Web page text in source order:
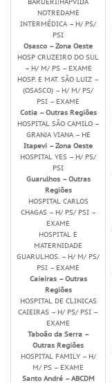
NOTREDAME
INTERMÉDICA – H/ PS/
PSI
Osasco – Zona Oeste
HOSP CRUZEIRO DO SUL
– H/ M/ PS – EXAME
HOSP. E MAT. SÃO LUIZ –
(OSASCO) – H/ M/ PS/
PSI – EXAME
Cotia – Outras Regiões
HOSPITAL SÃO CAMILO –
GRANJA VIANA – HE
Itapevi – Zona Oeste
HOSPITAL YES – H/ PS/
PSI
Guarulhos – Outras
Regiões
HOSPITAL CARLOS
CHAGAS – H/ PS/ PSI –
EXAME
HOSPITAL E
MATERNIDADE
GUARULHOS. – H/ M/ PS/
PSI – EXAME
Caieiras – Outras
Regiões
HOSPITAL DE CLINICAS
CAIEIRAS – H/ PS/ PSI –
EXAME
Taboão da Serra –
Outras Regiões
HOSPITAL FAMILY – H/
M/ PS – EXAME
Santo André – ABCDM